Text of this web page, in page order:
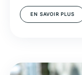
EN SAVOIR PLUS